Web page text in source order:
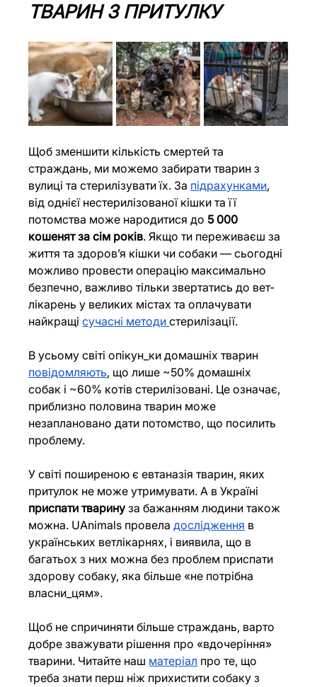
ТВАРИН З ПРИТУЛКУ
Щоб зменшити кількість смертей та
страждань, ми можемо забирати тварин з
вулиці та стерилізувати їх. За підрахунками,
від однієї нестерилізованої кішки та її
потомства може народитися до 5 000
кошенят за сім років. Якщо ти переживаєш за
життя та здоровʼя кішки чи собаки — сьогодні
можливо провести операцію максимально
безпечно, важливо тільки звертатись до вет-
лікарень у великих містах та оплачувати
найкращі сучасні методи стерилізації.
В усьому світі опікун_ки домашніх тварин
повідомляють, що лише ~50% домашніх
собак і ~60% котів стерилізовані. Це означає,
приблизно половина тварин може
незаплановано дати потомство, що посилить
проблему.
У світі поширеною є евтаназія тварин, яких
притулок не може утримувати. А в Україні
приспати тварину за бажанням людини також
можна. UAnimals провела дослідження в
українських ветлікарнях, і виявила, що в
багатьох з них можна без проблем приспати
здорову собаку, яка більше «не потрібна
власни_цям».
Щоб не спричиняти більше страждань, варто
добре зважувати рішення про «вдочеріння»
тварини. Читайте наш матеріал про те, що
треба знати перш ніж прихистити собаку з